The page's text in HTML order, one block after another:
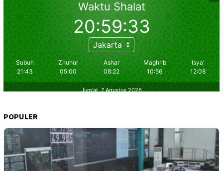
POPULER